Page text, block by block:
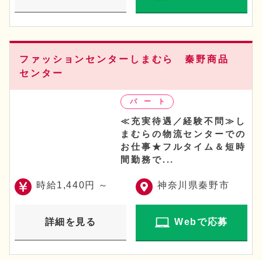
ファッションセンターしまむら 秦野商品
センター
≪充実待遇／経験不問≫し
まむらの物流センターでの
お仕事★フルタイム＆短時
間勤務で...
時給1,440円 ～ 神奈川県秦野市
詳細を見る Webで応募